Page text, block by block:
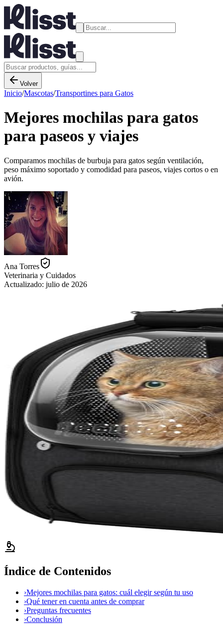
Volver
Inicio/Mascotas/Transportines para Gatos
Mejores mochilas para gatos
para paseos y viajes
Comparamos mochilas de burbuja para gatos según ventilación,
peso máximo soportado y comodidad para paseos, viajes cortos o en
avión.
Ana Torres
Veterinaria y Cuidados
Actualizado: julio de 2026
Índice de Contenidos
›Mejores mochilas para gatos: cuál elegir según tu uso
›Qué tener en cuenta antes de comprar
›Preguntas frecuentes
›Conclusión